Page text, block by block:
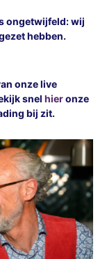
ongetwijfeld: wij
hebben.
onze live
snel hieronze
bij zit.